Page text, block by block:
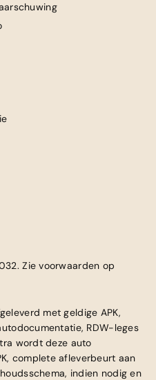
Zie voorwaarden op
met geldige APK,
RDW-leges
wordt deze auto
complete afleverbeurt aan
indien nodig en